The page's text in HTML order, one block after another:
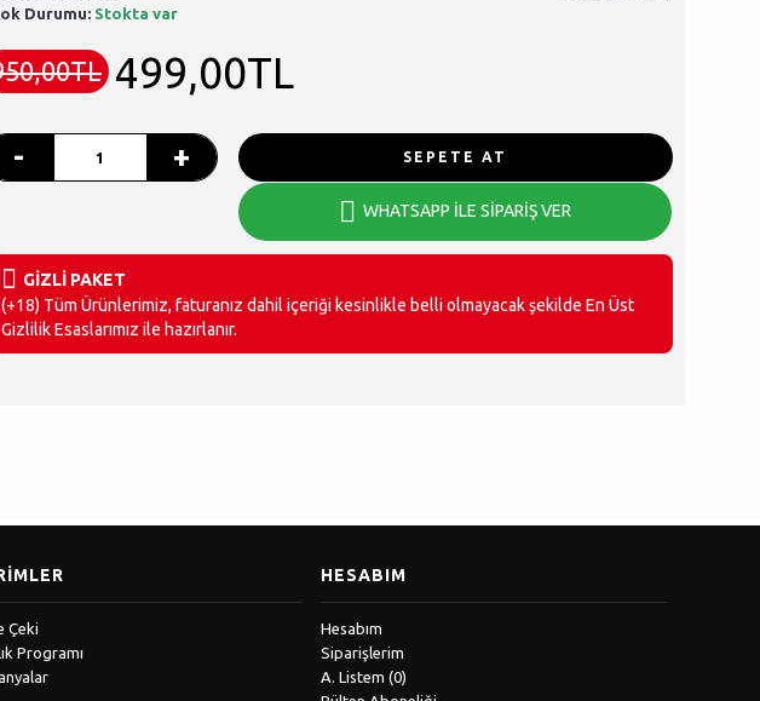
Durumu: Stokta var
499,00TL
- + SEPETE AT
WHATSAPP İLE SİPARİŞ VER
GİZLİ PAKET
(+18) Tüm Ürünlerimiz, faturanız dahil içeriği kesinlikle belli olmayacak şekilde En Üst
Gizlilik Esaslarımız ile hazırlanır.
Çeki
Programı
HESABIM
Hesabım
Siparişlerim
A. Listem (0)